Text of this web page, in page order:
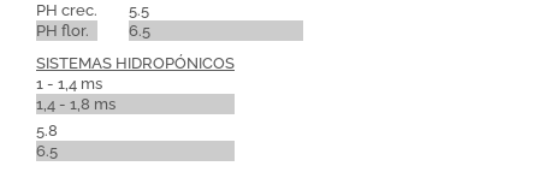
PH crec.
PH flor.
5.5
6.5
SISTEMAS HIDROPÓNICOS
1 - 1,4 ms
1,4 - 1,8 ms
5.8
6.5